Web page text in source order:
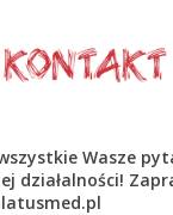
Wasze
działalności!